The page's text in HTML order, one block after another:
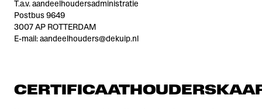
T.a.v. aandeelhoudersadministratie
Postbus 9649
3007 AP ROTTERDAM
E-mail: aandeelhouders@dekuip.nl